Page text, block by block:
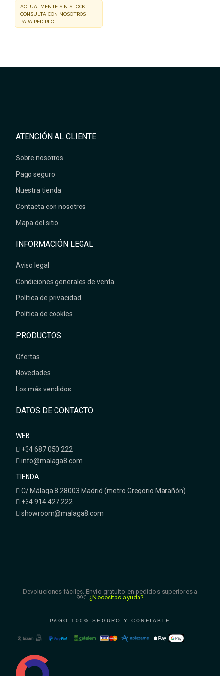
ACTUALMENTE SIN STOCK -
CONSULTA CON NOSOTROS
PARA PEDIRLO
ATENCIÓN AL CLIENTE
Sobre nosotros
Pago seguro
Nuestra tienda
Contacta con nosotros
Mapa del sitio
INFORMACIÓN LEGAL
Aviso legal
Condiciones generales de venta
Política de privacidad
Política de cookies
PRODUCTOS
Ofertas
Novedades
Los más vendidos
DATOS DE CONTACTO
WEB
+34 687 050 222
info@malaga8.com
TIENDA
C/ Málaga 8 28003 Madrid (metro Gregorio Marañón)
+34 914 427 222
showroom@malaga8.com
Devoluciones fáciles. Envío gratuito en pedidos superiores a
99€. ¿Necesitas ayuda?
PAGO 100% SEGURO Y CONFIABLE